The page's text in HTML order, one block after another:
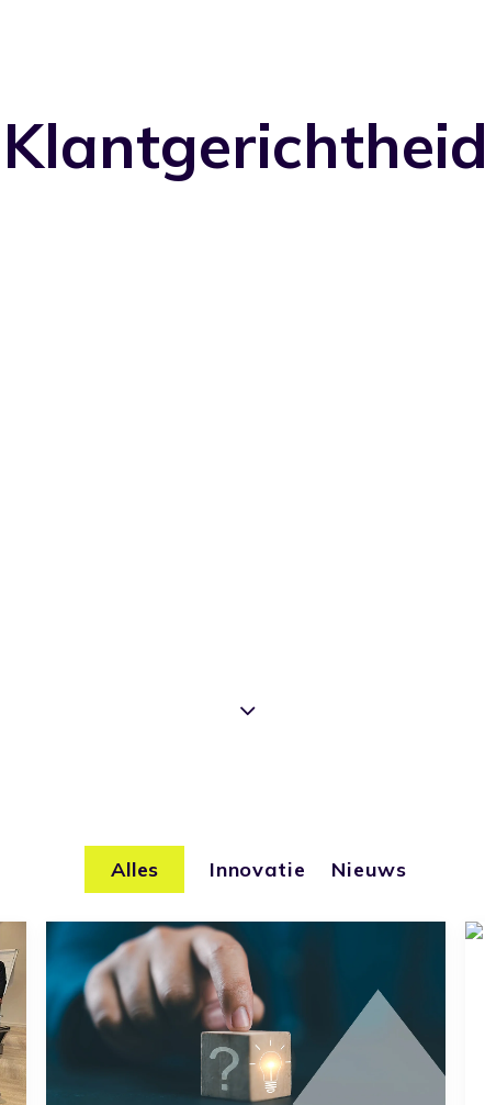
Klantgerichtheid
Alles Innovatie Nieuws